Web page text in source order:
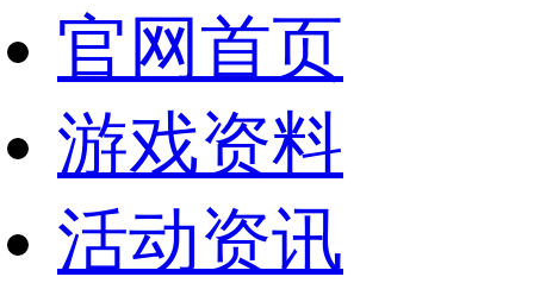
官网首页
游戏资料
活动资讯